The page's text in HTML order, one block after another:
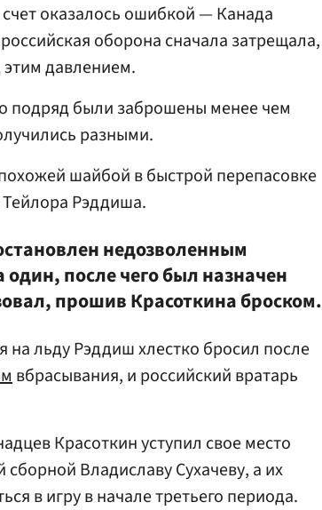
оказалось ошибкой — Канада
оборона сначала затрещала,
давлением.
подряд были заброшены менее чем
разными.
шайбой в быстрой перепасовке
Тейлора Рэддиша.
недозволенным
после чего был назначен
прошив Красоткина броском.
на льду Рэддиш хлестко бросил после
вбрасывания, и российский вратарь
Красоткин уступил свое место
Владиславу Сухачеву, а их
в игру в начале третьего периода.